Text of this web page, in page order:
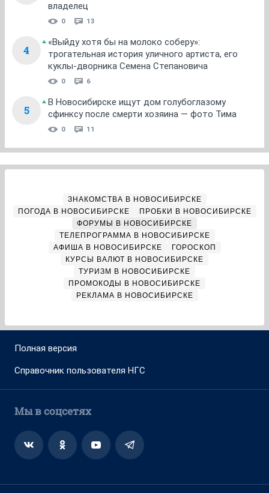
владелец
0 13
4
«Выйду хотя бы на молоко соберу»:
трогательная история уличного артиста, его
куклы-дворника Семена Степановича
0 6
5
В Новосибирске ищут дом голубоглазому
сфинксу после смерти хозяина — фото Тима
0 11
ЗНАКОМСТВА В НОВОСИБИРСКЕ
ПОГОДА В НОВОСИБИРСКЕ
ПРОБКИ В НОВОСИБИРСКЕ
ФОРУМЫ В НОВОСИБИРСКЕ
ТЕЛЕПРОГРАММА В НОВОСИБИРСКЕ
АФИША В НОВОСИБИРСКЕ
ГОРОСКОП
КУРСЫ ВАЛЮТ В НОВОСИБИРСКЕ
ТУРИЗМ В НОВОСИБИРСКЕ
ПРОМОКОДЫ В НОВОСИБИРСКЕ
РЕКЛАМА В НОВОСИБИРСКЕ
Полная версия
Справочник пользователя НГС
Мы в соцсетях